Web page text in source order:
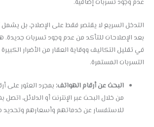
عدم وجود تسربات إضافية.
التدخل السريع لا يقتصر فقط على الإصلاح، بل يشمل
بعد الإصلاحات للتأكد من عدم وجود تسربات جديدة.
في تقليل التكاليف ووقاية العقار من الأضرار
التسربات المستمرة.
البحث عن أرقام الهواتف:بمجرد العثور على
من خلال البحث عبر الإنترنت أو الدلائل،
للاستفسار عن خدماتهم وأسعارهم وتحديد